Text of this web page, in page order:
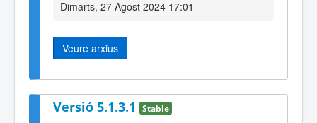
Dimarts, 27 Agost 2024 17:01
Veure arxius
Versió 5.1.3.1 Stable